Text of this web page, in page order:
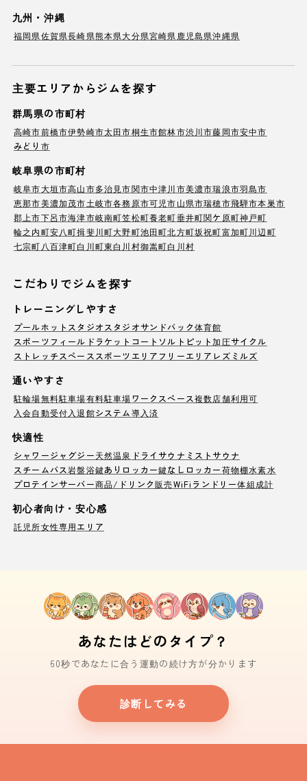
九州・沖縄
福岡県佐賀県長崎県熊本県大分県宮崎県鹿児島県沖縄県
主要エリアからジムを探す
群馬県の市町村
高崎市前橋市伊勢崎市太田市桐生市館林市渋川市藤岡市安中市
みどり市
岐阜県の市町村
岐阜市大垣市高山市多治見市関市中津川市美濃市瑞浪市羽島市
恵那市美濃加茂市土岐市各務原市可児市山県市瑞穂市飛騨市本巣市
郡上市下呂市海津市岐南町笠松町養老町垂井町関ケ原町神戸町
輪之内町安八町揖斐川町大野町池田町北方町坂祝町富加町川辺町
七宗町八百津町白川町東白川村御嵩町白川村
こだわりでジムを探す
トレーニングしやすさ
プールホットスタジオスタジオサンドバック体育館
スポーツフィールド ラケットコート ソルトピット加圧サイクル
ストレッチスペーススポーツエリア フリーエリア レズミルズ
通いやすさ
駐輪場無料駐車場有料駐車場ワークスペース複数店舗利用可
入会自動受付入退館システム導入済
快適性
シャワージャグジー天然温泉 ドライサウナ ミストサウナ
スチームバス岩盤浴鍵ありロッカー鍵なしロッカー荷物棚水素水
プロテインサーバー商品/ドリンク販売WiFi ランドリー体組成計
初心者向け・安心感
託児所女性専用エリア
あなたはどのタイプ？
60秒であなたに合う運動の続け方が分かります
診断してみる